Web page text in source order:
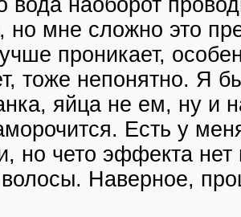
но мне сложно это
проникает,
тоже непонятно. Я
яйца не ем, ну и
Есть у
но чето эффекта нет
Наверное,